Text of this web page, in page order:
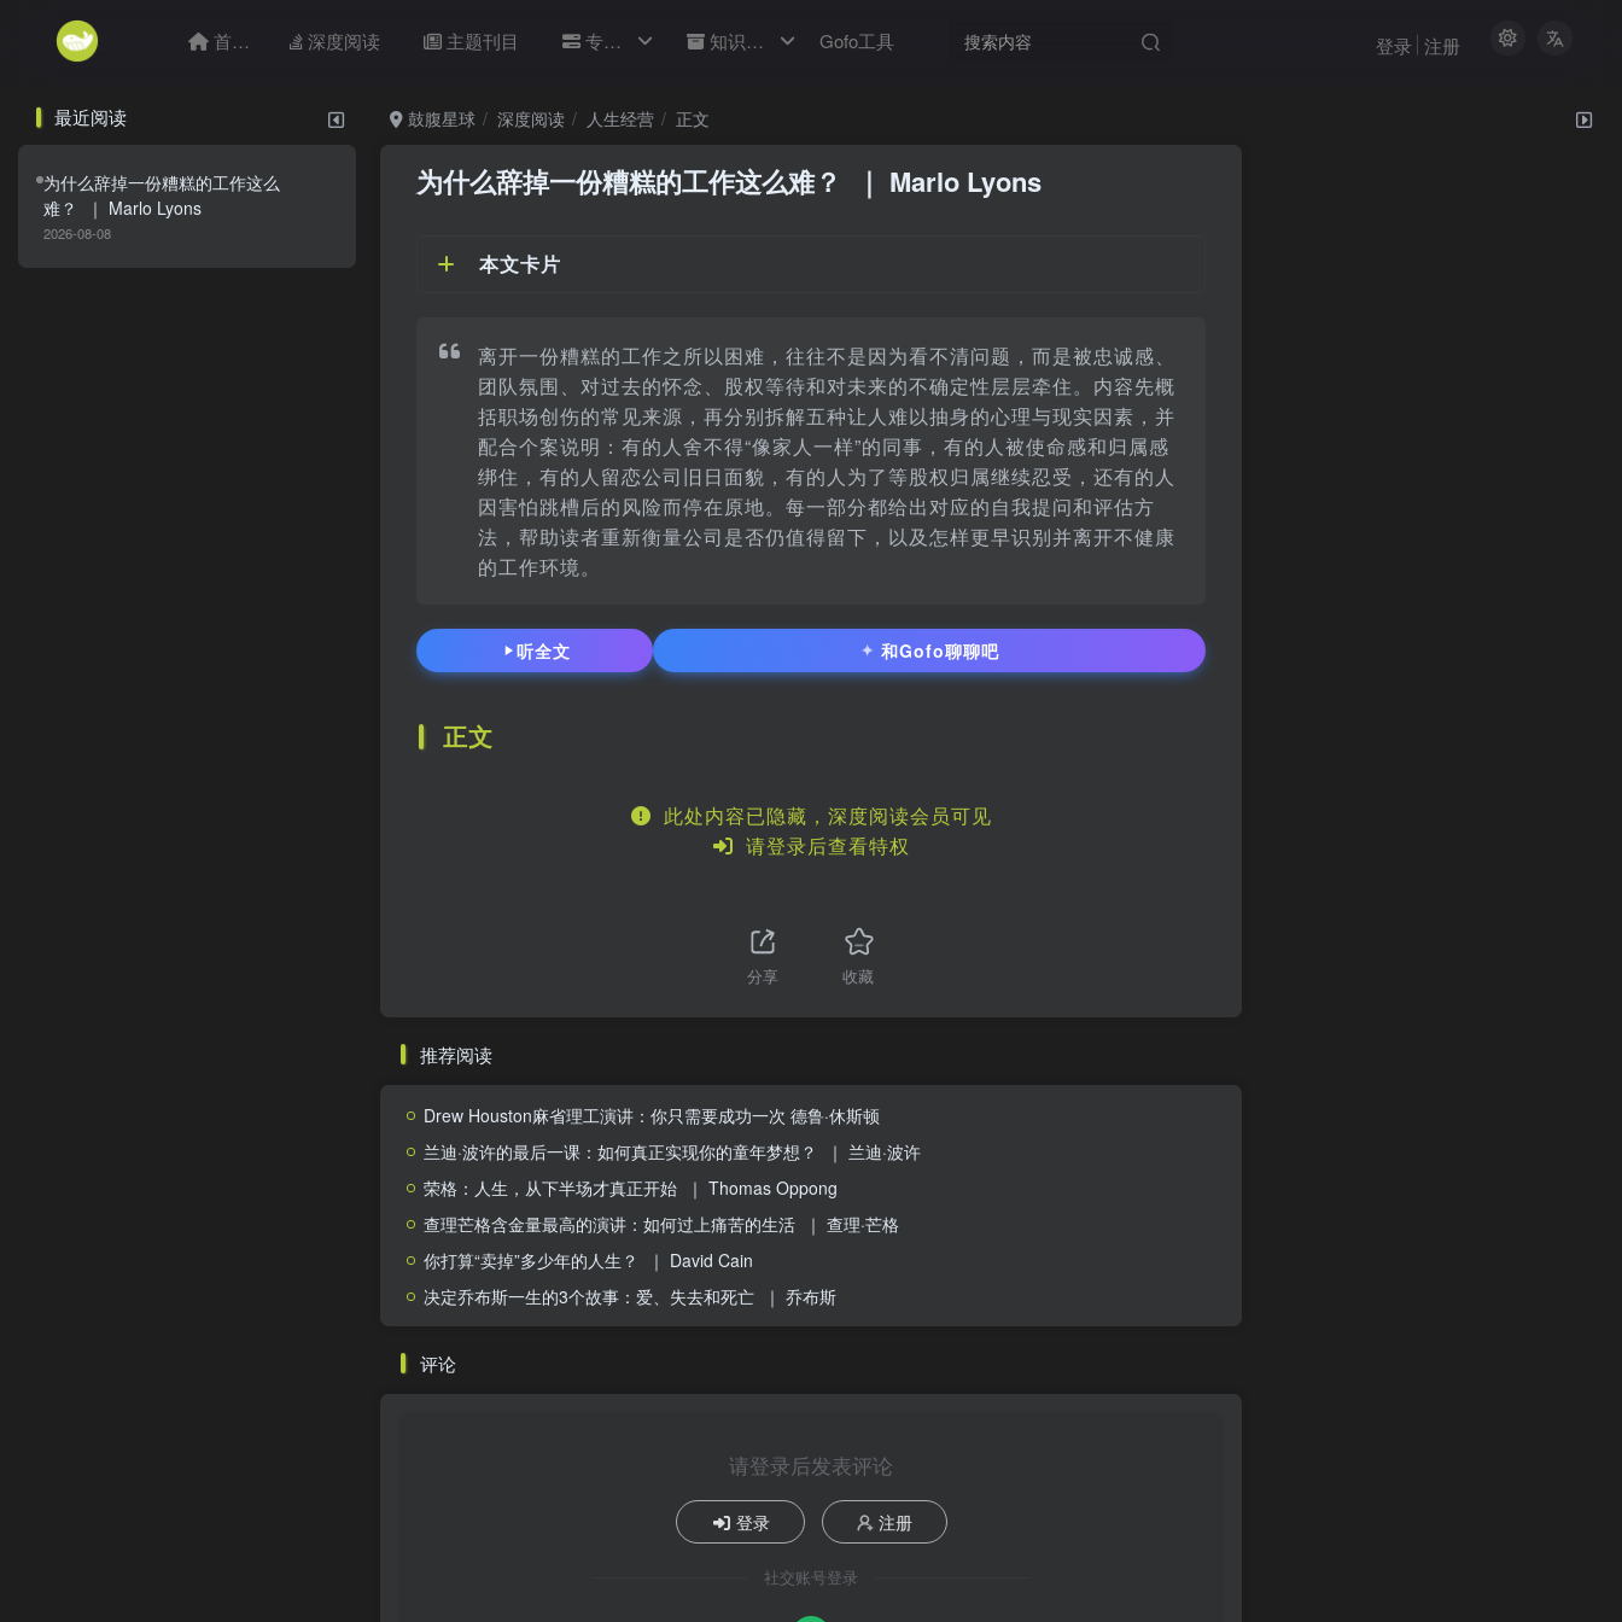
首页 深度阅读 主题刊目 专题 知识库 Gofo工具 登录 注册
最近阅读
为什么辞掉一份糟糕的工作这么
难？ ｜ Marlo Lyons
2026-08-08
鼓腹星球 深度阅读 人生经营 正文
为什么辞掉一份糟糕的工作这么难？ ｜ Marlo Lyons
本文卡片
离开一份糟糕的工作之所以困难，往往不是因为看不清问题，而是被忠诚感、
团队氛围、对过去的怀念、股权等待和对未来的不确定性层层牵住。内容先概
括职场创伤的常见来源，再分别拆解五种让人难以抽身的心理与现实因素，并
配合个案说明：有的人舍不得“像家人一样”的同事，有的人被使命感和归属感
绑住，有的人留恋公司旧日面貌，有的人为了等股权归属继续忍受，还有的人
因害怕跳槽后的风险而停在原地。每一部分都给出对应的自我提问和评估方
法，帮助读者重新衡量公司是否仍值得留下，以及怎样更早识别并离开不健康
的工作环境。
听全文 ✦和Gofo聊聊吧
正文
此处内容已隐藏，深度阅读会员可见
请登录后查看特权
分享 收藏
推荐阅读
Drew Houston麻省理工演讲：你只需要成功一次 德鲁·休斯顿
兰迪·波许的最后一课：如何真正实现你的童年梦想？
｜ 兰迪·波许
荣格：人生，从下半场才真正开始 ｜ Thomas Oppong
查理芒格含金量最高的演讲：如何过上痛苦的生活 ｜ 查理·芒格
你打算“卖掉”多少年的人生？
｜ David Cain
决定乔布斯一生的3个故事：爱、失去和死亡 ｜ 乔布斯
评论
请登录后发表评论
登录 注册
社交账号登录